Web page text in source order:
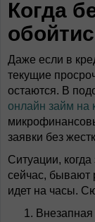
Когда
Даже если в
текущие
остаются. В
онлайн займ на
заявки без
Ситуации,
сейчас, бывают
идет на часы.